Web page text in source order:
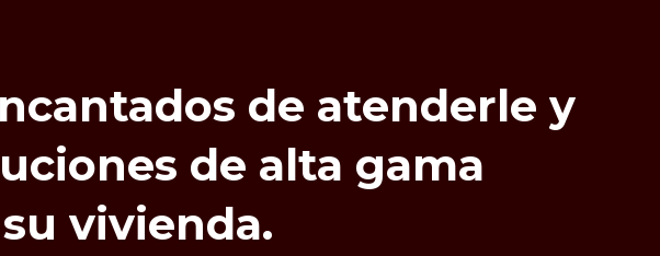
de atenderle y
de alta gama
su vivienda.